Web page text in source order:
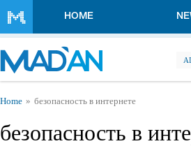
HOME
You are here
Home безопасность в интернете
безопасность в